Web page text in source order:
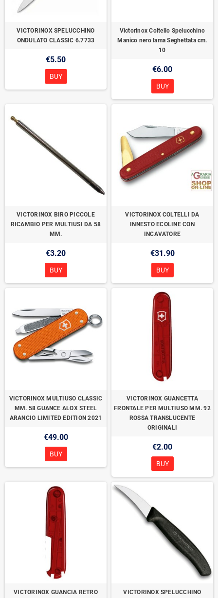
VICTORINOX SPELUCCHINO
ONDULATO CLASSIC 6.7733
€5.50
BUY
Victorinox Coltello Spelucchino
Manico nero lama Seghettata cm.
10
€6.00
BUY
VICTORINOX BIRO PICCOLE
RICAMBIO PER MULTIUSI DA 58
MM.
€3.20
BUY
VICTORINOX COLTELLI DA
INNESTO ECOLINE CON
INCAVATORE
€31.90
BUY
VICTORINOX MULTIUSO CLASSIC
MM. 58 GUANCE ALOX STEEL
ARANCIO LIMITED EDITION 2021
€49.00
BUY
VICTORINOX GUANCETTA
FRONTALE PER MULTIUSO MM. 92
ROSSA TRANSLUCENTE
ORIGINALI
€2.00
BUY
VICTORINOX GUANCIA RETRO VICTORINOX SPELUCCHINO